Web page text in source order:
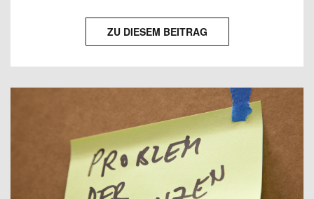
ZU DIESEM BEITRAG